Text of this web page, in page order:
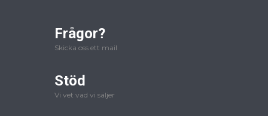
Frågor?
Skicka oss ett mail
Stöd
Vi vet vad vi säljer